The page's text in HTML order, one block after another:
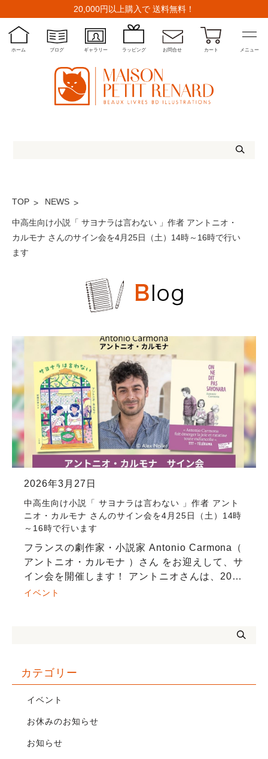
20,000円以上購入で 送料無料！
ホーム ブログ ギャラリー ラッピング お問合せ カート メニュー
TOP NEWS
中高生向け小説「 サヨナラは言わない 」作者 アントニオ・
カルモナ さんのサイン会を4月25日（土）14時～16時で行い
ます
2026年3月27日
中高生向け小説「 サヨナラは言わない 」作者 アント
ニオ・カルモナ さんのサイン会を4月25日（土）14時
～16時で行います
フランスの劇作家・小説家 Antonio Carmona（
アントニオ・カルモナ ）さん をお迎えして、サ
イン会を開催します！ アントニオさんは、2022
年に京都で執筆をはじめた第一長編小説『On
イベント
カテゴリー
イベント
お休みのお知らせ
お知らせ